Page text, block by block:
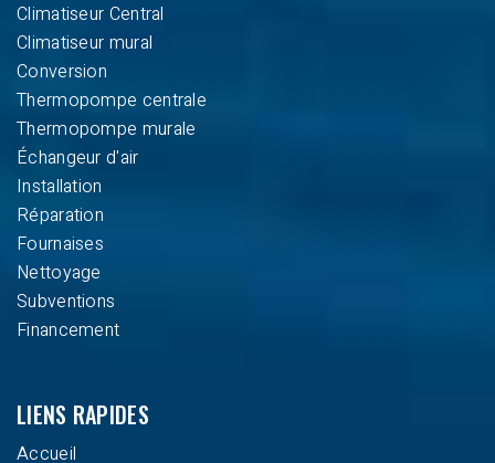
Climatiseur Central
Climatiseur mural
Conversion
Thermopompe centrale
Thermopompe murale
Échangeur d'air
Installation
Réparation
Fournaises
Nettoyage
Subventions
Financement
LIENS RAPIDES
Accueil